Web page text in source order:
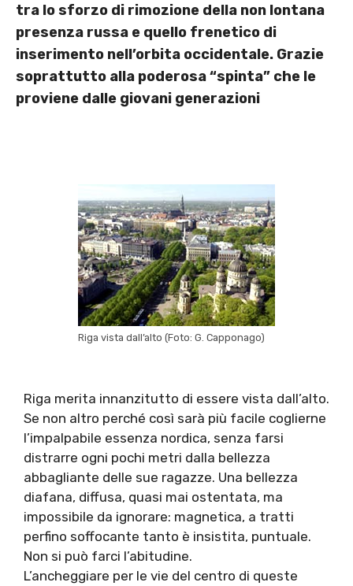
tra lo sforzo di rimozione della non lontana
presenza russa e quello frenetico di
inserimento nell’orbita occidentale. Grazie
soprattutto alla poderosa “spinta” che le
proviene dalle giovani generazioni
Riga vista dall’alto (Foto: G. Capponago)
Riga merita innanzitutto di essere vista dall’alto.
Se non altro perché così sarà più facile coglierne
l’impalpabile essenza nordica, senza farsi
distrarre ogni pochi metri dalla bellezza
abbagliante delle sue ragazze. Una bellezza
diafana, diffusa, quasi mai ostentata, ma
impossibile da ignorare: magnetica, a tratti
perfino soffocante tanto è insistita, puntuale.
Non si può farci l’abitudine.
L’ancheggiare per le vie del centro di queste